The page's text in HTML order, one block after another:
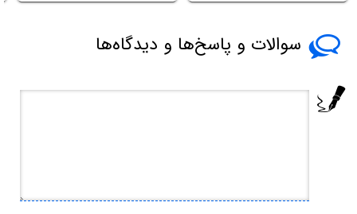
سوالات و پاسخ‌ها و دیدگاه‌ها